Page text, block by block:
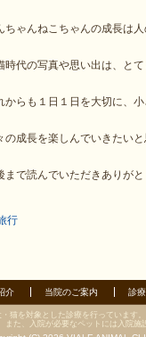
ちゃんねこちゃんの成長は
時代の写真や思い出は、と
からも１日１日を大切に、
の成長を楽しんでいきたい
まで読んでいただきありが
行
介 当院のご案内 診
猫を対象とした診療を行っています
た、入院が必要なペットには入院